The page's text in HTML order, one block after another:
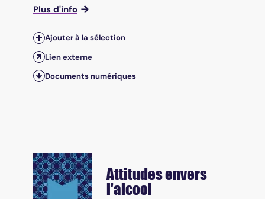
Plus d'info
Ajouter à la sélection
Lien externe
Documents numériques
Attitudes envers
l'alcool